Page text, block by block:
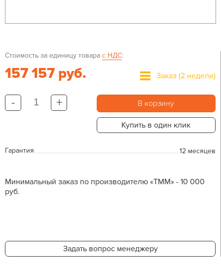
Стоимость за единицу товара с НДС:
157 157 руб. Заказ (2 недели)
- + В корзину
Купить в один клик
Гарантия 12 месяцев
Минимальный заказ по производителю «ТММ» - 10 000
руб.
Задать вопрос менеджеру